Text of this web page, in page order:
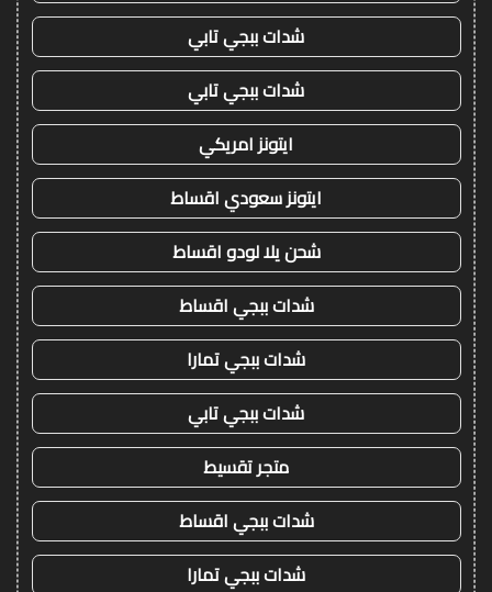
شدات ببجي تابي
شدات ببجي تابي
ايتونز امريكي
ايتونز سعودي اقساط
شحن يلا لودو اقساط
شدات ببجي اقساط
شدات ببجي تمارا
شدات ببجي تابي
متجر تقسيط
شدات ببجي اقساط
شدات ببجي تمارا